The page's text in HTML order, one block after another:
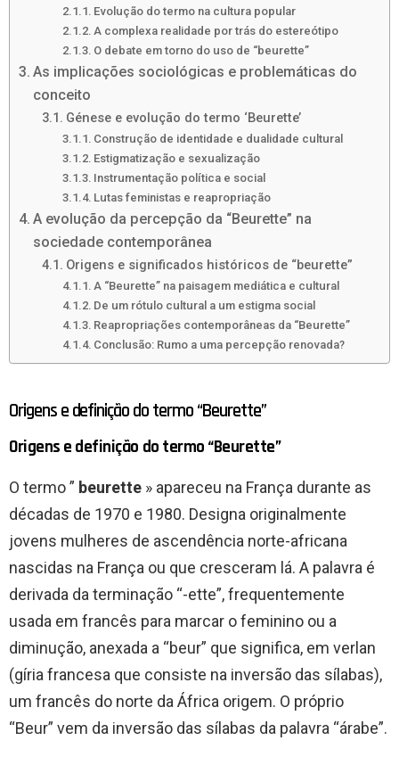
Evolução do termo na cultura popular
A complexa realidade por trás do estereótipo
O debate em torno do uso de “beurette”
As implicações sociológicas e problemáticas do
conceito
Génese e evolução do termo ‘Beurette’
Construção de identidade e dualidade cultural
Estigmatização e sexualização
Instrumentação política e social
Lutas feministas e reapropriação
A evolução da percepção da “Beurette” na
sociedade contemporânea
Origens e significados históricos de “beurette”
A “Beurette” na paisagem mediática e cultural
De um rótulo cultural a um estigma social
Reapropriações contemporâneas da “Beurette”
Conclusão: Rumo a uma percepção renovada?
Origens e definição do termo “Beurette”
Origens e definição do termo “Beurette”
O termo ” beurette » apareceu na França durante as
décadas de 1970 e 1980. Designa originalmente
jovens mulheres de ascendência norte-africana
nascidas na França ou que cresceram lá. A palavra é
derivada da terminação “-ette”, frequentemente
usada em francês para marcar o feminino ou a
diminução, anexada a “beur” que significa, em verlan
(gíria francesa que consiste na inversão das sílabas),
um francês do norte da África origem. O próprio
“Beur” vem da inversão das sílabas da palavra “árabe”.